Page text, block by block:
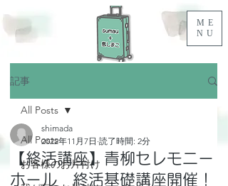
ME
NU
記事
All Posts
お客様のお片付け
All Posts
【終活講座】青柳セレモニー
ホール 終活基礎講座開催！
shimada
2022年11月7日 読了時間: 2分